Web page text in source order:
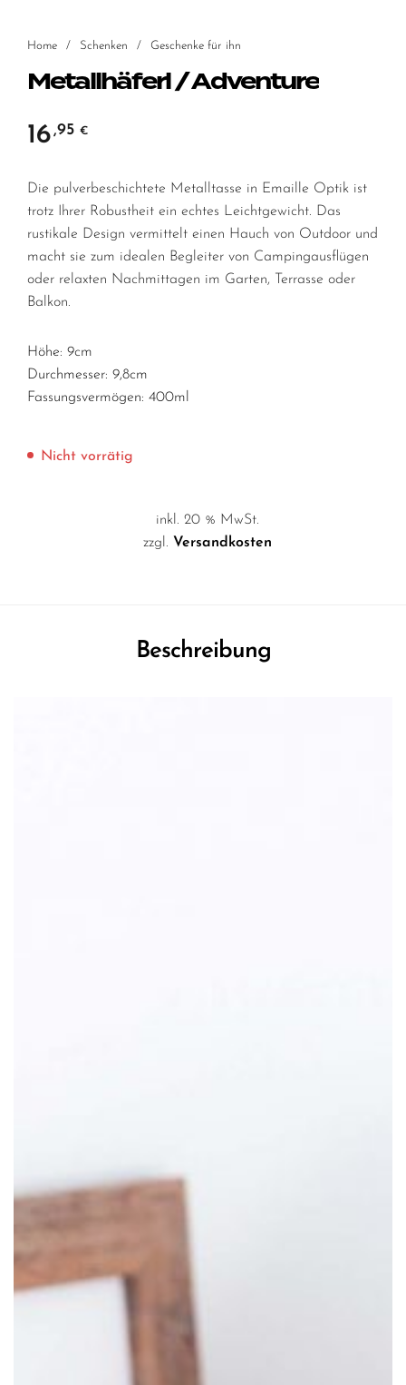
Home / Schenken / Geschenke für ihn
Metallhäferl / Adventure
16,95 €
Die pulverbeschichtete Metalltasse in Emaille Optik ist
trotz Ihrer Robustheit ein echtes Leichtgewicht. Das
rustikale Design vermittelt einen Hauch von Outdoor und
macht sie zum idealen Begleiter von Campingausflügen
oder relaxten Nachmittagen im Garten, Terrasse oder
Balkon.
Höhe: 9cm
Durchmesser: 9,8cm
Fassungsvermögen: 400ml
Nicht vorrätig
inkl. 20 % MwSt.
zzgl. Versandkosten
Beschreibung